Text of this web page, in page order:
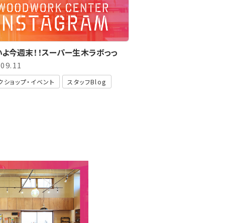
今週末！！スーパー生木ラボっっ
ショップ・イベント スタッフBlog